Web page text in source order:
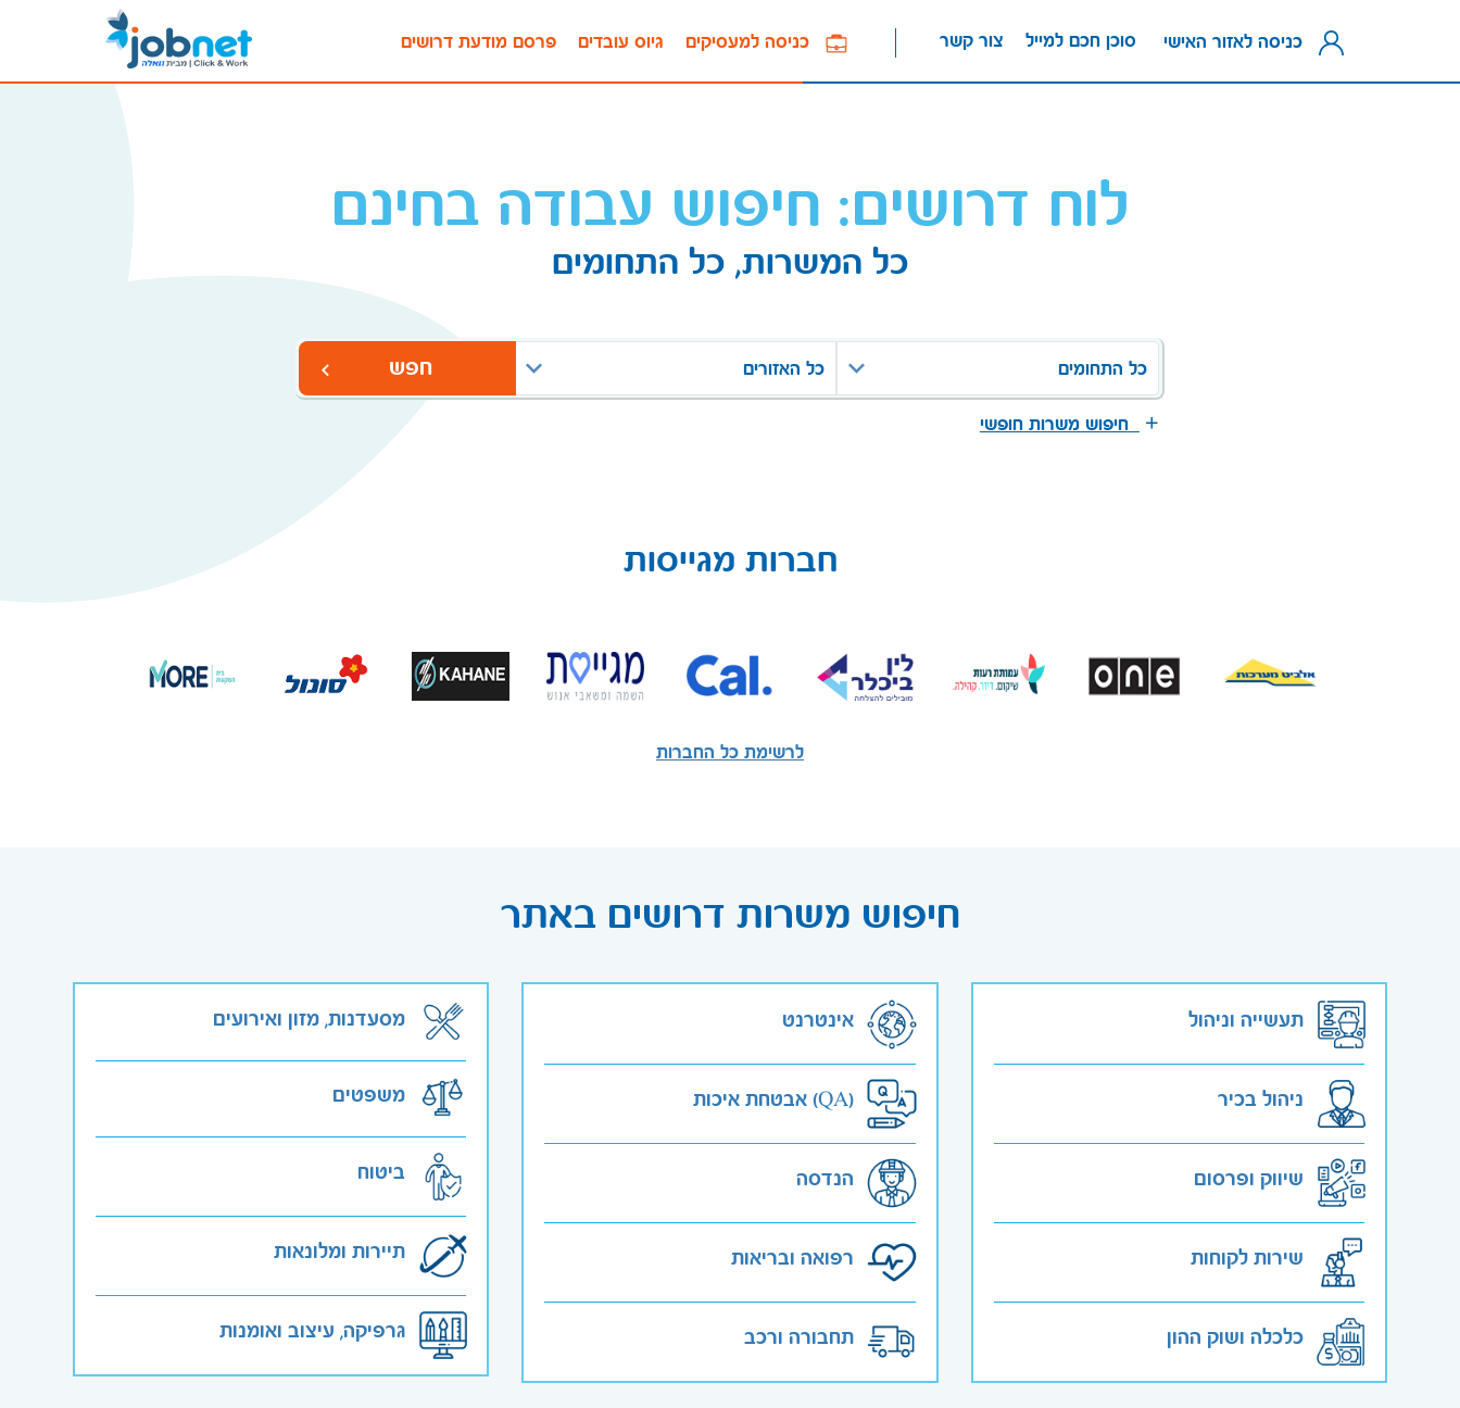
פרסם מודעת דרושים גיוס עובדים כניסה למעסיקים צור קשר סוכן חכם למייל כניסה לאזור האישי
לוח דרושים: חיפוש עבודה בחינם
כל המשרות, כל התחומים
כל התחומים כל האזורים חפש
חיפוש משרות חופשי
חברות מגייסות
לרשימת כל החברות
חיפוש משרות דרושים באתר
תעשייה וניהול
ניהול בכיר
שיווק ופרסום
שירות לקוחות
כלכלה ושוק ההון
אינטרנט
אבטחת איכות (QA)
הנדסה
רפואה ובריאות
תחבורה ורכב
מסעדנות, מזון ואירועים
משפטים
ביטוח
תיירות ומלונאות
גרפיקה, עיצוב ואומנות